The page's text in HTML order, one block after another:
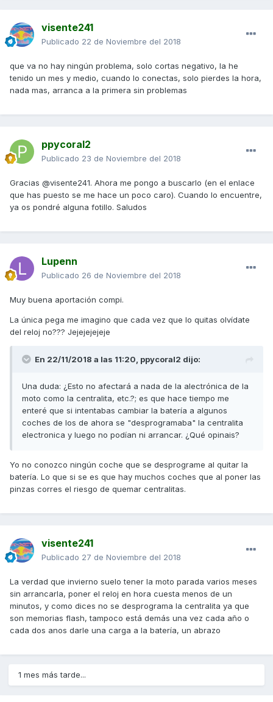
visente241
Publicado 22 de Noviembre del 2018
que va no hay ningún problema, solo cortas negativo, la he
tenido un mes y medio, cuando lo conectas, solo pierdes la hora,
nada mas, arranca a la primera sin problemas
ppycoral2
Publicado 23 de Noviembre del 2018
Gracias @visente241. Ahora me pongo a buscarlo (en el enlace
que has puesto se me hace un poco caro). Cuando lo encuentre,
ya os pondré alguna fotillo. Saludos
Lupenn
Publicado 26 de Noviembre del 2018
Muy buena aportación compi.
La única pega me imagino que cada vez que lo quitas olvídate
del reloj no??? Jejejejejeje
En 22/11/2018 a las 11:20, ppycoral2 dijo:
Una duda: ¿Esto no afectará a nada de la alectrónica de la
moto como la centralita, etc.?; es que hace tiempo me
enteré que si intentabas cambiar la batería a algunos
coches de los de ahora se "desprogramaba" la centralita
electronica y luego no podían ni arrancar. ¿Qué opinais?
Yo no conozco ningún coche que se desprograme al quitar la
batería. Lo que si se es que hay muchos coches que al poner las
pinzas corres el riesgo de quemar centralitas.
visente241
Publicado 27 de Noviembre del 2018
La verdad que invierno suelo tener la moto parada varios meses
sin arrancarla, poner el reloj en hora cuesta menos de un
minutos, y como dices no se desprograma la centralita ya que
son memorias flash, tampoco está demás una vez cada año o
cada dos anos darle una carga a la batería, un abrazo
1 mes más tarde...